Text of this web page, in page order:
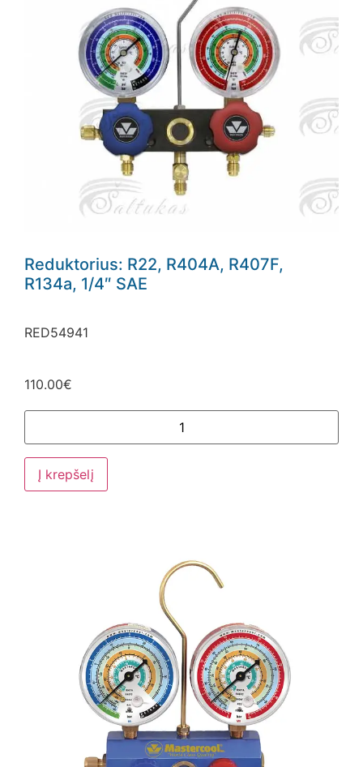
Reduktorius: R22, R404A, R407F,
R134a, 1/4″ SAE
RED54941
110.00€
Į krepšelį